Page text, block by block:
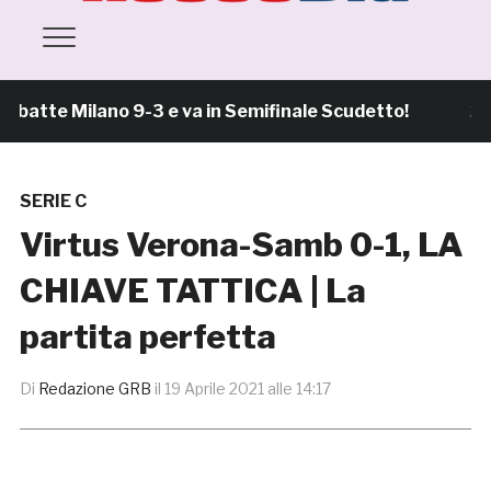
Milano 9-3 e va in Semifinale Scudetto! 3 ore fa
SERIE C
Virtus Verona-Samb 0-1, LA
CHIAVE TATTICA | La
partita perfetta
Di Redazione GRB il 19 Aprile 2021 alle 14:17